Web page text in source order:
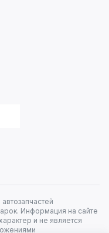
Информация на сайте
и не является